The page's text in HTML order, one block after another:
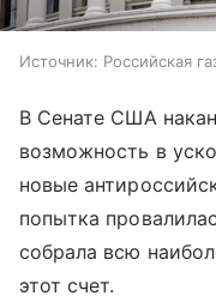
Источник: Российская
В Сенате США
возможность в
новые
попытка
собрала всю
этот счет.